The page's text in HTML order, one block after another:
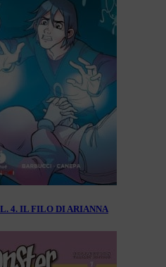
4. IL FILO DI ARIANNA